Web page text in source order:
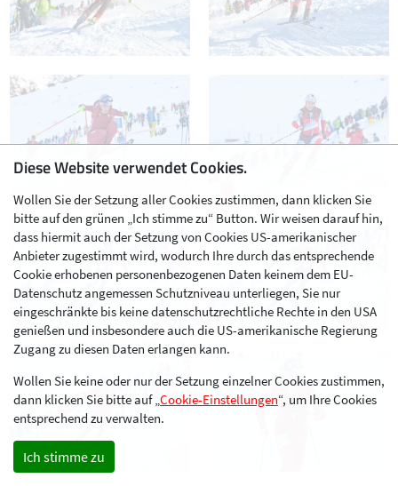
Diese Website verwendet Cookies.
Wollen Sie der Setzung aller Cookies zustimmen, dann klicken Sie
bitte auf den grünen „Ich stimme zu“ Button. Wir weisen darauf hin,
dass hiermit auch der Setzung von Cookies US-amerikanischer
Anbieter zugestimmt wird, wodurch Ihre durch das entsprechende
Cookie erhobenen personenbezogenen Daten keinem dem EU-
Datenschutz angemessen Schutzniveau unterliegen, Sie nur
eingeschränkte bis keine datenschutzrechtliche Rechte in den USA
genießen und insbesondere auch die US-amerikanische Regierung
Zugang zu diesen Daten erlangen kann.
Wollen Sie keine oder nur der Setzung einzelner Cookies zustimmen,
dann klicken Sie bitte auf „Cookie-Einstellungen“, um Ihre Cookies
entsprechend zu verwalten.
Ich stimme zu